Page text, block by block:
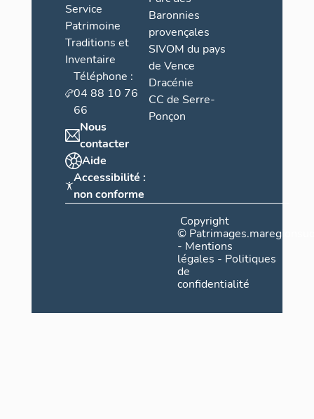
Service
Patrimoine
Traditions et
Inventaire
Téléphone :
04 88 10 76
66
Nous
contacter
Aide
Accessibilité :
non conforme
Baronnies
provençales
SIVOM du pays
de Vence
Dracénie
CC de Serre-
Ponçon
Copyright
©
- Mentions
légales - Politiques
de
confidentialité